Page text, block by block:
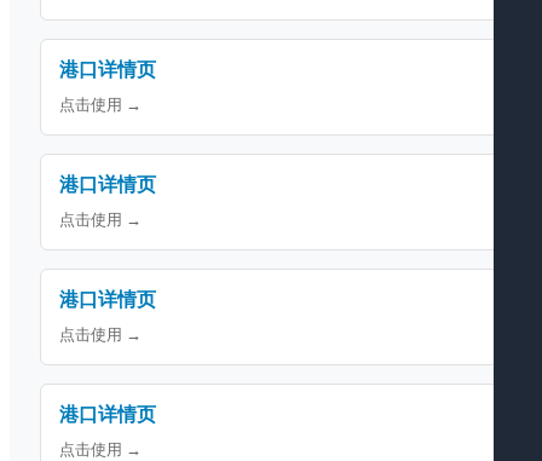
港口详情页
点击使用 →
港口详情页
点击使用 →
港口详情页
点击使用 →
港口详情页
点击使用 →